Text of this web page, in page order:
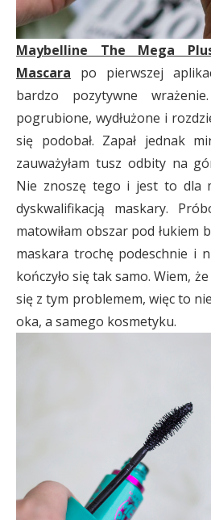
Maybelline The Mega
Mascara po pierwszej
bardzo pozytywne
pogrubione, wydłużone i
się podobał. Zapał jednak
zauważyłam tusz odbity na
Nie znoszę tego i jest to dla
dyskwalifikacją maskary.
matowiłam obszar pod łukiem
maskara trochę podeschnie i
kończyło się tak samo. Wiem,
się z tym problemem, więc to
oka, a samego kosmetyku.